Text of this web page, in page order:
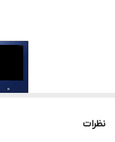
نقشه نصب
نظرات